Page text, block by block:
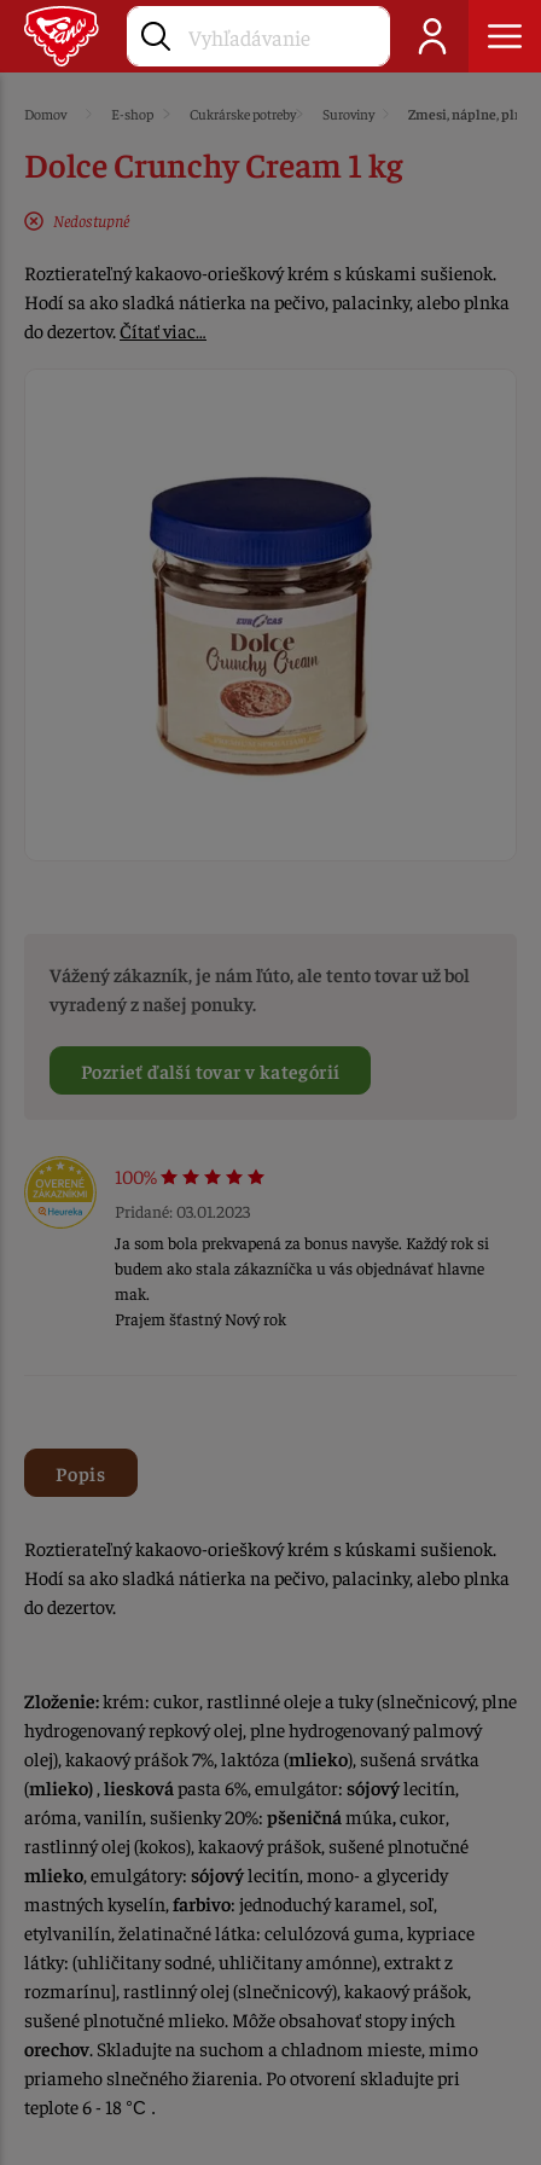
Domov E-shop Cukrárske potreby Suroviny Zmesi, náplne, plnky
Dolce Crunchy Cream 1 kg
Nedostupné
Roztierateľný kakaovo-orieškový krém s kúskami sušienok.
Hodí sa ako sladká nátierka na pečivo, palacinky, alebo plnka
do dezertov.Čítať viac…
Vážený zákazník, je nám ľúto, ale tento tovar už bol
vyradený z našej ponuky.
Pozrieť ďalší tovar v kategórií
100%
Pridané: 03.01.2023
Ja som bola prekvapená za bonus navyše. Každý rok si
budem ako stala zákazníčka u vás objednávať hlavne
mak.
Prajem šťastný Nový rok
Popis
Roztierateľný kakaovo-orieškový krém s kúskami sušienok.
Hodí sa ako sladká nátierka na pečivo, palacinky, alebo plnka
do dezertov.
Zloženie:krém: cukor, rastlinné oleje a tuky (slnečnicový, plne
hydrogenovaný repkový olej, plne hydrogenovaný palmový
olej), kakaový prášok 7%, laktóza (mlieko), sušená srvátka
(mlieko) , liesková pasta 6%, emulgátor: sójovýlecitín,
aróma, vanilín, sušienky 20%: pšeničná múka,cukor,
rastlinný olej (kokos), kakaový prášok, sušené plnotučné
mlieko, emulgátory: sójovýlecitín, mono- a glyceridy
mastných kyselín, farbivo: jednoduchý karamel, soľ,
etylvanilín, želatinačné látka: celulózová guma, kypriace
látky: (uhličitany sodné, uhličitany amónne), extrakt z
rozmarínu], rastlinný olej (slnečnicový), kakaový prášok,
sušené plnotučné mlieko. Môže obsahovať stopy iných
orechov. Skladujte na suchom a chladnom mieste, mimo
priameho slnečného žiarenia. Po otvorení skladujte pri
teplote 6 - 18 °C .